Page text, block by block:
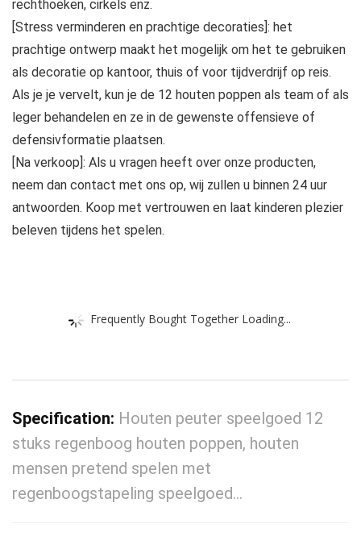
rechthoeken, cirkels enz.
[Stress verminderen en prachtige decoraties]: het
prachtige ontwerp maakt het mogelijk om het te gebruiken
als decoratie op kantoor, thuis of voor tijdverdrijf op reis.
Als je je vervelt, kun je de 12 houten poppen als team of als
leger behandelen en ze in de gewenste offensieve of
defensivformatie plaatsen.
[Na verkoop]: Als u vragen heeft over onze producten,
neem dan contact met ons op, wij zullen u binnen 24 uur
antwoorden. Koop met vertrouwen en laat kinderen plezier
beleven tijdens het spelen.
Frequently Bought Together Loading...
Specification: Houten peuter speelgoed 12
stuks regenboog houten poppen, houten
mensen pretend spelen met
regenboogstapeling speelgoed…